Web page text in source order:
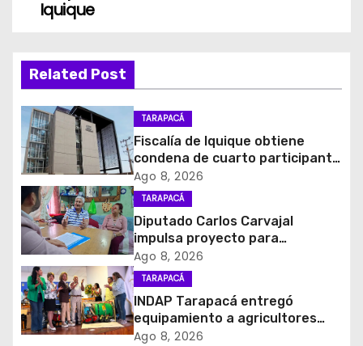
a
c
i
ó
n
d
e
e
Iquique
Related Post
TARAPACÁ
Fiscalía de Iquique obtiene
condena de cuarto participante
en violento asalto a
comerciante
Ago 8, 2026
TARAPACÁ
Diputado Carlos Carvajal
impulsa proyecto para
homenajear en vida al campeón
mundial Raúl Choque
Ago 8, 2026
TARAPACÁ
INDAP Tarapacá entregó
equipamiento a agricultores
para prevenir la mosca de la
Ago 8, 2026